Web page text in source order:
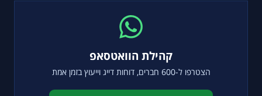
קהילת הוואטסאפ
הצטרפו ל-600 חברים, דוחות דייג וייעוץ בזמן אמת